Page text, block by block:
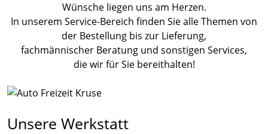
Wünsche liegen uns am Herzen.
In unserem Service-Bereich finden Sie alle Themen von
der Bestellung bis zur Lieferung,
fachmännischer Beratung und sonstigen Services,
die wir für Sie bereithalten!
Unsere Werkstatt